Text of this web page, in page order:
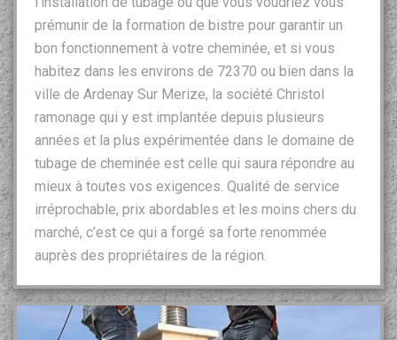
prémunir de la formation de bistre pour garantir un
bon fonctionnement à votre cheminée, et si vous
habitez dans les environs de 72370 ou bien dans la
ville de Ardenay Sur Merize, la société Christol
ramonage qui y est implantée depuis plusieurs
années et la plus expérimentée dans le domaine de
tubage de cheminée est celle qui saura répondre au
mieux à toutes vos exigences. Qualité de service
irréprochable, prix abordables et les moins chers du
marché, c’est ce qui a forgé sa forte renommée
auprès des propriétaires de la région.